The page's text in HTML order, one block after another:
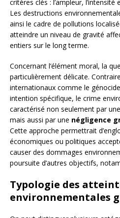
critères clés : l’ampleur,
Les destructions
ainsi le cadre de pollutions
atteindre un niveau de gravité
entiers sur le long terme.
Concernant l’élément moral, la
particulièrement délicate.
internationaux comme le
intention spécifique, le crime
caractérisé non seulement par
mais aussi par une négligence
Cette approche permettrait
économiques ou politiques
causer des dommages
poursuite d’autres objectifs,
Typologie des
environnementales